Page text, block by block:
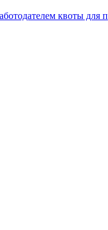
квоты для